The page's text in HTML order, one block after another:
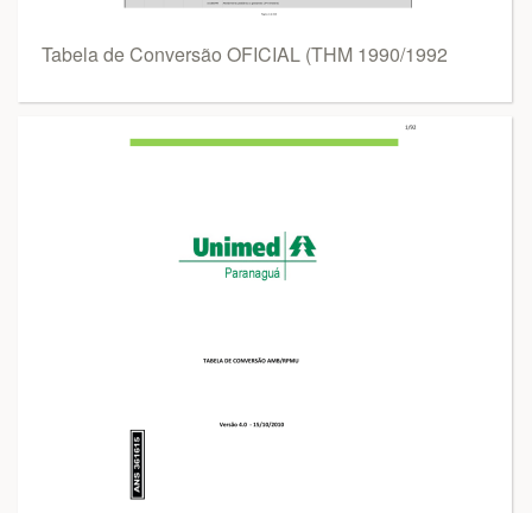
Tabela de Conversão OFICIAL (THM 1990/1992